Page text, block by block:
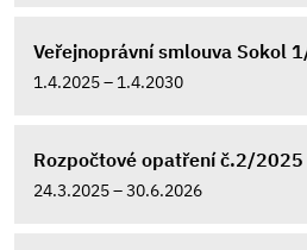
Veřejnoprávní smlouva Sokol
1.4.2025 – 1.4.2030
Rozpočtové opatření č.2/2025
24.3.2025 – 30.6.2026